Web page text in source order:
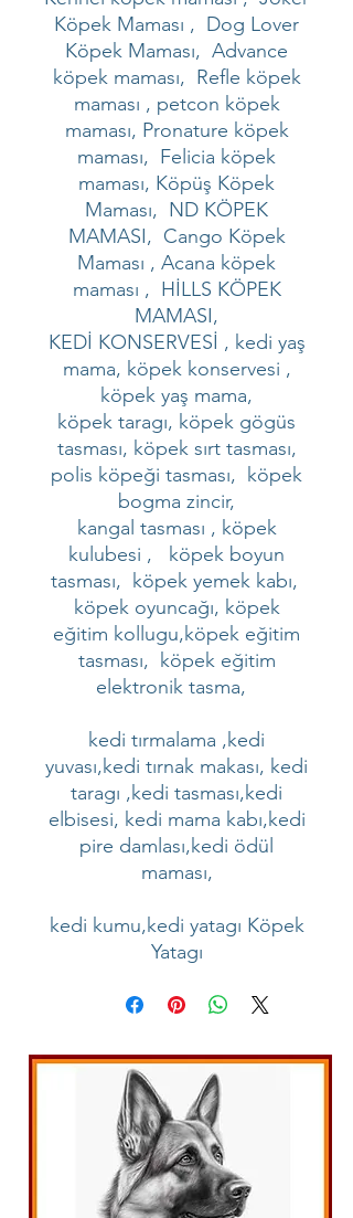
Köpek Maması , Dog Lover
Köpek Maması, Advance
köpek maması, Refle köpek
maması , petcon köpek
maması, Pronature köpek
maması, Felicia köpek
maması, Köpüş Köpek
Maması, ND KÖPEK
MAMASI, Cango Köpek
Maması , Acana köpek
maması , HİLLS KÖPEK
MAMASI,
KEDİ KONSERVESİ , kedi yaş
mama, köpek konservesi ,
köpek yaş mama,
köpek taragı, köpek gögüs
tasması, köpek sırt tasması,
polis köpeği tasması, köpek
bogma zincir,
kangal tasması , köpek
kulubesi , köpek boyun
tasması, köpek yemek kabı,
köpek oyuncağı, köpek
eğitim kollugu,köpek eğitim
tasması, köpek eğitim
elektronik tasma,
kedi tırmalama ,kedi
yuvası,kedi tırnak makası, kedi
taragı ,kedi tasması,kedi
elbisesi, kedi mama kabı,kedi
pire damlası,kedi ödül
maması,
kedi kumu,kedi yatagı Köpek
Yatagı